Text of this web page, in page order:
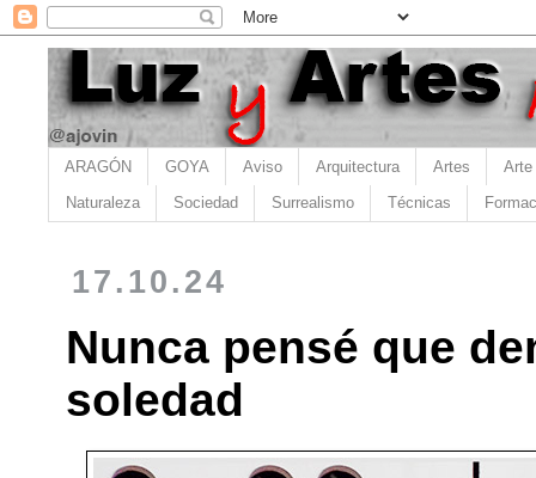
ARAGÓN GOYA Aviso Arquitectura Artes Arte
Naturaleza Sociedad Surrealismo Técnicas
17.10.24
Nunca pensé que
soledad